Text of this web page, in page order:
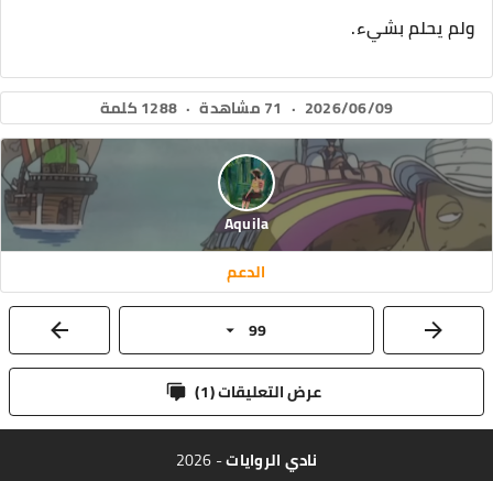
ولم يحلم بشيء.
2026/06/09
· 71 مشاهدة · 1288 كلمة
Aquila
الدعم
99
عرض التعليقات ( 1
)
نادي الروايات- 2026